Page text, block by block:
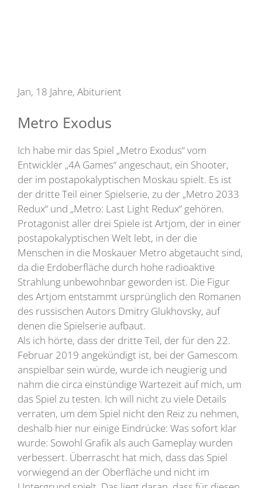
Jan, 18 Jahre, Abiturient
Metro Exodus
Ich habe mir das Spiel „Metro Exodus“ vom
Entwickler „4A Games“ angeschaut, ein Shooter,
der im postapokalyptischen Moskau spielt. Es ist
der dritte Teil einer Spielserie, zu der „Metro 2033
Redux“ und „Metro: Last Light Redux“ gehören.
Protagonist aller drei Spiele ist Artjom, der in einer
postapokalyptischen Welt lebt, in der die
Menschen in die Moskauer Metro abgetaucht sind,
da die Erdoberfläche durch hohe radioaktive
Strahlung unbewohnbar geworden ist. Die Figur
des Artjom entstammt ursprünglich den Romanen
des russischen Autors Dmitry Glukhovsky, auf
denen die Spielserie aufbaut.
Als ich hörte, dass der dritte Teil, der für den 22.
Februar 2019 angekündigt ist, bei der Gamescom
anspielbar sein würde, wurde ich neugierig und
nahm die circa einstündige Wartezeit auf mich, um
das Spiel zu testen. Ich will nicht zu viele Details
verraten, um dem Spiel nicht den Reiz zu nehmen,
deshalb hier nur einige Eindrücke: Was sofort klar
wurde: Sowohl Grafik als auch Gameplay wurden
verbessert. Überrascht hat mich, dass das Spiel
vorwiegend an der Oberfläche und nicht im